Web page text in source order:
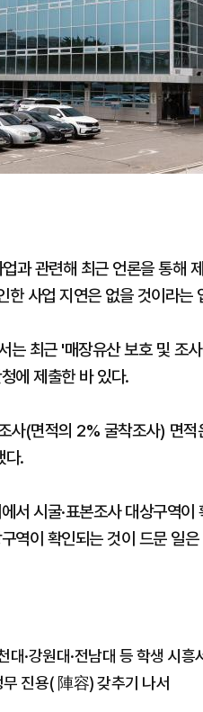
과 관련해 최근 언론을 통해
한 사업 지연은 없을 것이라는
최근 '매장유산 보호 및 조
에 제출한 바 있다.
사(면적의 2% 굴착조사) 면
.
서 시굴·표본조사 대상구역
역이 확인되는 것이 드문 일
·강원대·전남대 등 학생 시흥
진용( 陣容) 갖추기 나서